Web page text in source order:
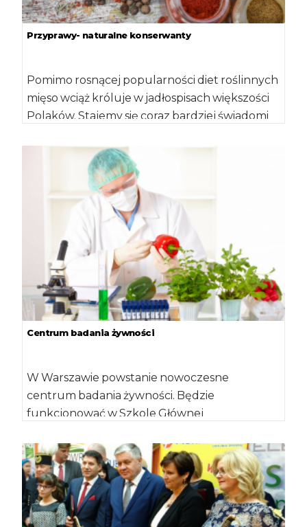
Przyprawy- naturalne konserwanty
Pomimo rosnącej popularności diet roślinnych
mięso wciąż króluje w jadłospisach większości
Polaków. Stajemy się coraz bardziej świadomi
Centrum badania żywności
W Warszawie powstanie nowoczesne
centrum badania żywności. Będzie
funkcjonować w Szkole Głównej
na ten cel dofinansowanie w wysokości […]